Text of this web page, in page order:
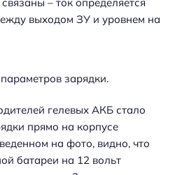
выходом ЗУ и уровнем на
зарядки.
гелевых АКБ стало
прямо на корпусе
на фото, видно, что
батареи на 12 вольт